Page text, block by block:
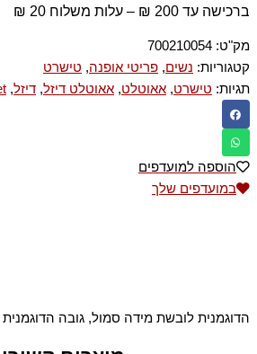
ברכישה עד 200 ₪ – עלות משלוח 20 ₪
מק"ט: 700210054
קטגוריות: נשים, פריטי אופנה, טישרט
תגיות: טישרט, אאוטלט, אאוטלט דיזל, דיזל,
הוספה למועדפים
במועדפים שלך
הדוגמנית לובשת מידה סמול, גובה הדוגמנית 175 ס"מ